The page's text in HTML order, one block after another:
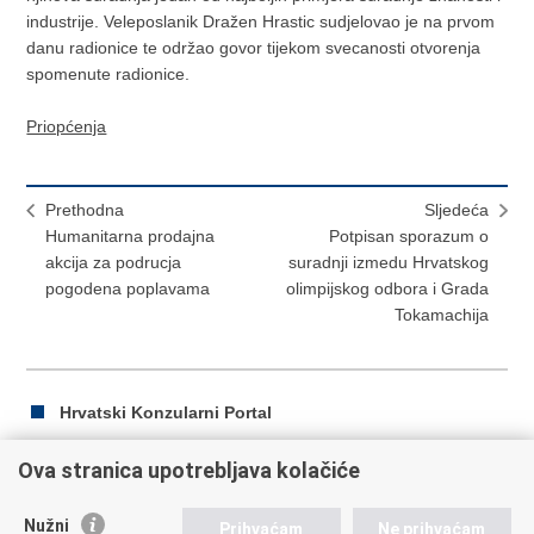
industrije. Veleposlanik Dražen Hrastic sudjelovao je na prvom
danu radionice te održao govor tijekom svecanosti otvorenja
spomenute radionice.
Priopćenja
Prethodna
Humanitarna prodajna
akcija za podrucja
pogodena poplavama
Sljedeća
Potpisan sporazum o
suradnji izmedu Hrvatskog
olimpijskog odbora i Grada
Tokamachija
Hrvatski Konzularni Portal
Ispiši Podijeli
Ova stranica upotrebljava kolačiće
Nužni Prihvaćam Ne prihvaćam